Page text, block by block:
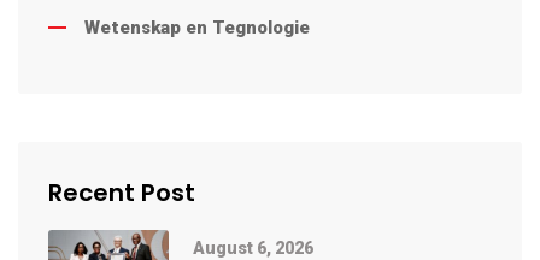
Wetenskap en Tegnologie
Recent Post
August 6, 2026